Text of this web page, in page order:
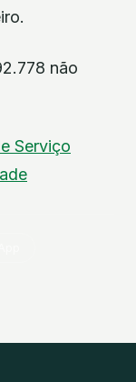
não
Serviço